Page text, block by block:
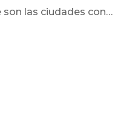
son las ciudades con…